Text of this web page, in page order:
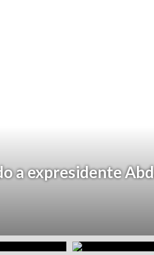
a expresidente